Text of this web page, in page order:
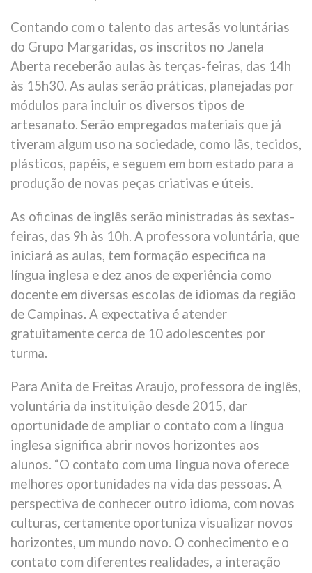
Contando com o talento das artesãs voluntárias
do Grupo Margaridas, os inscritos no Janela
Aberta receberão aulas às terças-feiras, das 14h
às 15h30. As aulas serão práticas, planejadas por
módulos para incluir os diversos tipos de
artesanato. Serão empregados materiais que já
tiveram algum uso na sociedade, como lãs, tecidos,
plásticos, papéis, e seguem em bom estado para a
produção de novas peças criativas e úteis.
As oficinas de inglês serão ministradas às sextas-
feiras, das 9h às 10h. A professora voluntária, que
iniciará as aulas, tem formação especifica na
língua inglesa e dez anos de experiência como
docente em diversas escolas de idiomas da região
de Campinas. A expectativa é atender
gratuitamente cerca de 10 adolescentes por
turma.
Para Anita de Freitas Araujo, professora de inglês,
voluntária da instituição desde 2015, dar
oportunidade de ampliar o contato com a língua
inglesa significa abrir novos horizontes aos
alunos. “O contato com uma língua nova oferece
melhores oportunidades na vida das pessoas. A
perspectiva de conhecer outro idioma, com novas
culturas, certamente oportuniza visualizar novos
horizontes, um mundo novo. O conhecimento e o
contato com diferentes realidades, a interação